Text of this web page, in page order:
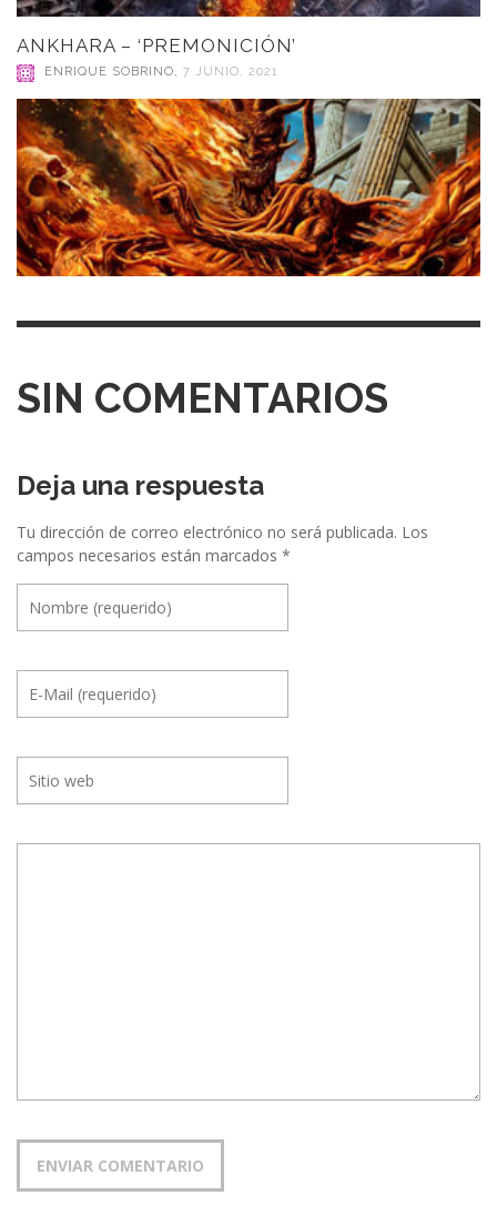
ANKHARA – ‘PREMONICIÓN’
ENRIQUE SOBRINO, 7 JUNIO, 2021
SIN COMENTARIOS
Deja una respuesta
Tu dirección de correo electrónico no será publicada. Los
campos necesarios están marcados *